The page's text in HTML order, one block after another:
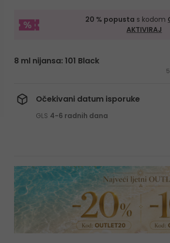
20 % popusta s kodom
AKTIVIRAJ
8 ml nijansa: 101 Black
Očekivani datum isporuke
GLS 4-6 radnih dana